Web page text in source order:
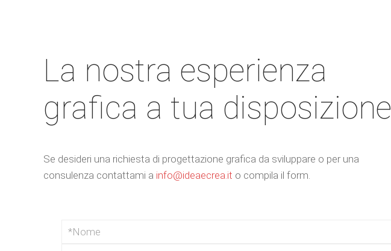
La nostra esperienza
grafica a tua disposizione
Se desideri una richiesta di progettazione grafica da sviluppare o per una
consulenza contattami a info@ideaecrea.it o compila il form.